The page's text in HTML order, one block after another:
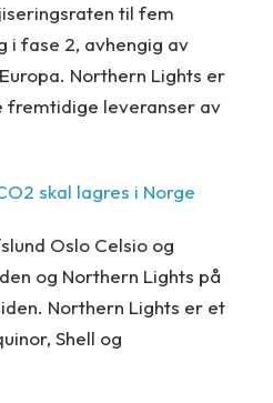
til fem
i fase 2, avhengig av
Northern Lights er
fremtidige leveranser av
skal lagres i Norge
Oslo Celsio og
og Northern Lights på
Northern Lights er et
Shell og